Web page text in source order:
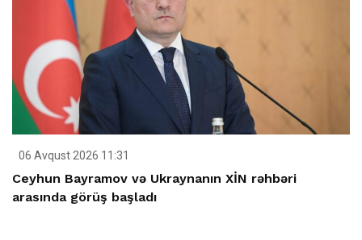
06 Avqust 2026 11:31
Ceyhun Bayramov və Ukraynanın XİN rəhbəri
arasında görüş başladı